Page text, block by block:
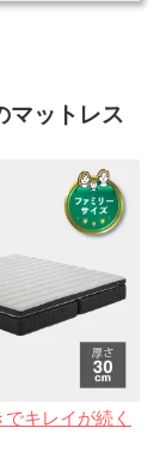
マットレス
キレイが続く